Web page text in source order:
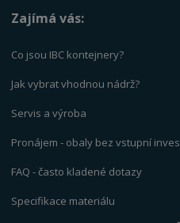
Zajímá vás:
Co jsou IBC kontejnery?
Jak vybrat vhodnou nádrž?
Servis a výroba
Pronájem - obaly bez vstupní
FAQ - často kladené dotazy
Specifikace materiálu